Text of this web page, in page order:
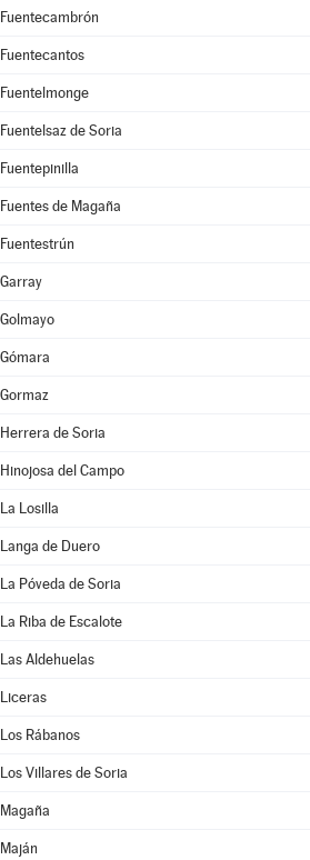
Fuentecambrón
Fuentecantos
Fuentelmonge
Fuentelsaz de Soria
Fuentepinilla
Fuentes de Magaña
Fuentestrún
Garray
Golmayo
Gómara
Gormaz
Herrera de Soria
Hinojosa del Campo
La Losilla
Langa de Duero
La Póveda de Soria
La Riba de Escalote
Las Aldehuelas
Liceras
Los Rábanos
Los Villares de Soria
Magaña
Maján